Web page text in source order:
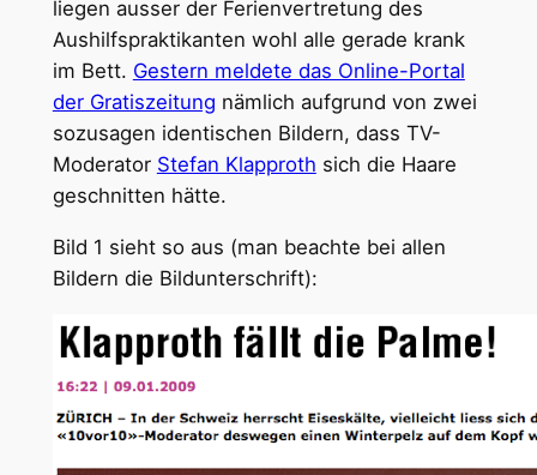
liegen ausser der Ferienvertretung des
Aushilfspraktikanten wohl alle gerade krank
im Bett. Gestern meldete das Online-Portal
der Gratiszeitung nämlich aufgrund von zwei
sozusagen identischen Bildern, dass TV-
Moderator Stefan Klapproth sich die Haare
geschnitten hätte.
Bild 1 sieht so aus (man beachte bei allen
Bildern die Bildunterschrift):